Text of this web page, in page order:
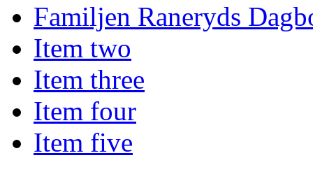
Familjen Raneryds
Item two
Item three
Item four
Item five